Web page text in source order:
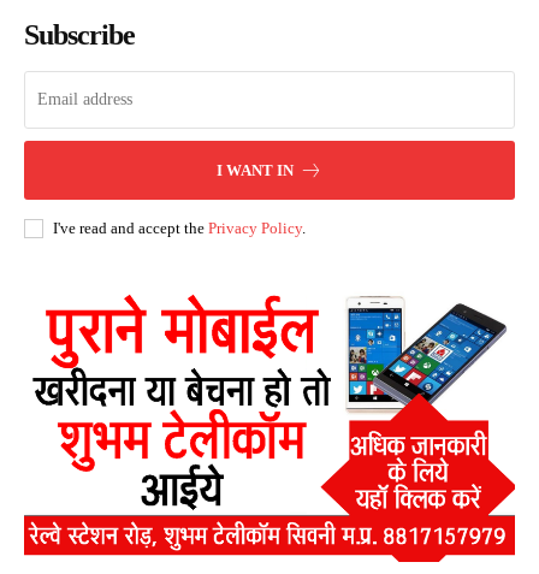
Subscribe
I WANT IN
I've read and accept the Privacy Policy.